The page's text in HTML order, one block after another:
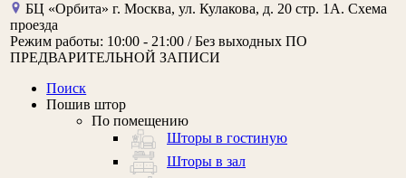
БЦ «Орбита»г. Москва, ул. Кулакова, д. 20 стр. 1А. Схема
проезда
Режим работы: 10:00 - 21:00 / Без выходных ПО
ПРЕДВАРИТЕЛЬНОЙ ЗАПИСИ
Поиск
Пошив штор
По помещению
Шторы в гостиную
Шторы в зал